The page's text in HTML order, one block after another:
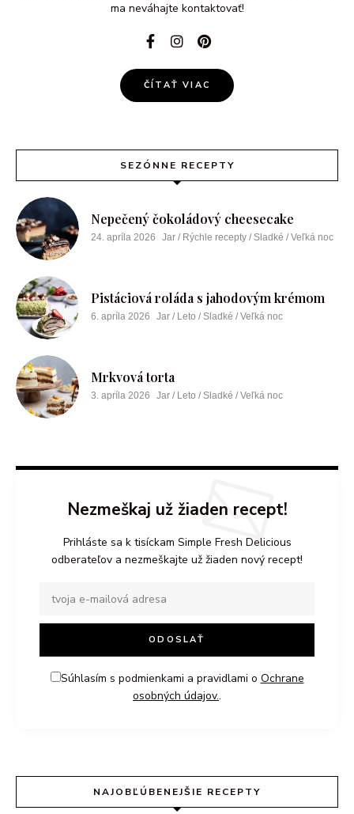
ma neváhajte kontaktovať!
ČÍTAŤ VIAC
SEZÓNNE RECEPTY
Nepečený čokoládový cheesecake
24. apríla 2026 Jar / Rýchle recepty / Sladké / Veľká noc
Pistáciová roláda s jahodovým krémom
6. apríla 2026 Jar / Leto / Sladké / Veľká noc
Mrkvová torta
3. apríla 2026 Jar / Leto / Sladké / Veľká noc
Nezmeškaj už žiaden recept!
Prihláste sa k tisíckam Simple Fresh Delicious
odberateľov a nezmeškajte už žiaden nový recept!
Súhlasím s podmienkami a pravidlami o Ochrane
osobných údajov..
NAJOBĽÚBENEJŠIE RECEPTY